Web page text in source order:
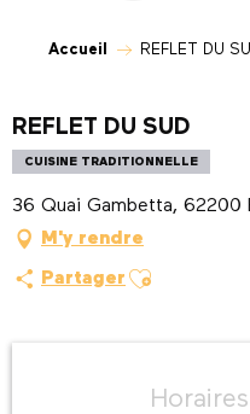
Accueil REFLET DU
REFLET DU SUD
CUISINE TRADITIONNELLE
36 Quai Gambetta, 62200
M'y rendre
Partager Ajouter aux